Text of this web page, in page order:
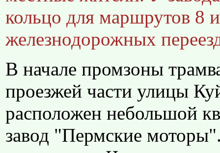
кольцо для маршрутов 8
железнодорожных
В начале промзоны
проезжей части улицы
расположен небольшой
завод "Пермские